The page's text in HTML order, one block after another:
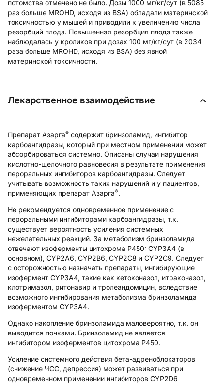
потомства отмечено не было. Дозы 1000 мг/кг/сут (в 5085
раз больше MROHD, исходя из BSA) обладали материнской
токсичностью у мышей и приводили к увеличению числа
резорбций плода. Повышенная резорбция плода также
наблюдалась у кроликов при дозах 100 мг/кг/сут (в 2034
раза больше MROHD, исходя из BSA) без явной
материнской токсичности.
Лекарственное взаимодействие
Препарат Азарга® содержит бринзоламид, ингибитор
карбоангидразы, который при местном применении может
абсорбироваться системно. Описаны случаи нарушения
кислотно-щелочного равновесия в результате применения
пероральных ингибиторов карбоангидразы. Следует
учитывать возможность таких нарушений и у пациентов,
применяющих препарат Азарга®.
Не рекомендуется одновременное применение с
пероральными ингибиторами карбоангидразы, т.к.
существует вероятность усиления системных
нежелательных реакций. За метаболизм бринзоламида
отвечают изоферменты цитохрома Р450: CYP3A4 (в
основном), CYP2A6, CYP2B6, CYP2C8 и CYP2C9. Следует
с осторожностью назначать препараты, ингибирующие
изофермент CYP3A4, такие как кетоконазол, итраконазол,
клотримазол, ритонавир и тролеандомицин, вследствие
возможного ингибирования метаболизма бринзоламида
изоферментом CYP3A4.
Однако накопление бринзоламида маловероятно, т.к. он
выводится почками. Бринзоламид не является
ингибитором изоферментов цитохрома Р450.
Усиление системного действия бета-адреноблокаторов
(снижение ЧСС, депрессия) может развиваться при
одновременном применении ингибиторов CYP2D6